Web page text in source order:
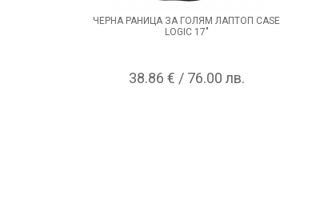
ЧЕРНА РАНИЦА ЗА ГОЛЯМ ЛАПТОП CASE
LOGIC 17"
38.86 € / 76.00 лв.